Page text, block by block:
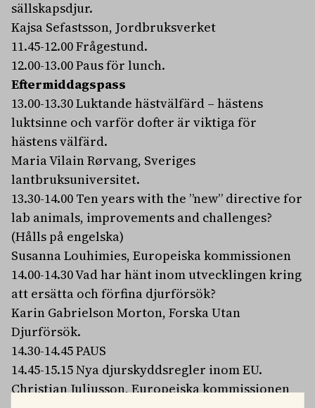
sällskapsdjur.
Kajsa Sefastsson, Jordbruksverket
11.45-12.00 Frågestund.
12.00-13.00 Paus för lunch.
Eftermiddagspass
13.00-13.30 Luktande hästvälfärd – hästens
luktsinne och varför dofter är viktiga för
hästens välfärd.
Maria Vilain Rørvang, Sveriges
lantbruksuniversitet.
13.30-14.00 Ten years with the ”new” directive for
lab animals, improvements and challenges?
(Hålls på engelska)
Susanna Louhimies, Europeiska kommissionen
14.00-14.30 Vad har hänt inom utvecklingen kring
att ersätta och förfina djurförsök?
Karin Gabrielson Morton, Forska Utan
Djurförsök.
14.30-14.45 PAUS
14.45-15.15 Nya djurskyddsregler inom EU.
Christian Juliusson, Europeiska kommissionen